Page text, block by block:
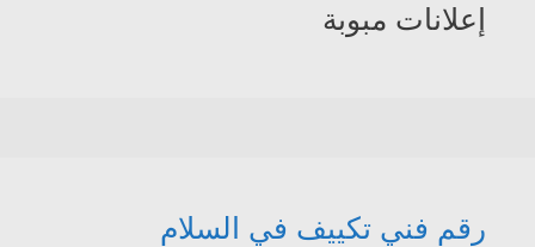
إعلانات مبوبة
رقم فني تكييف في السلام